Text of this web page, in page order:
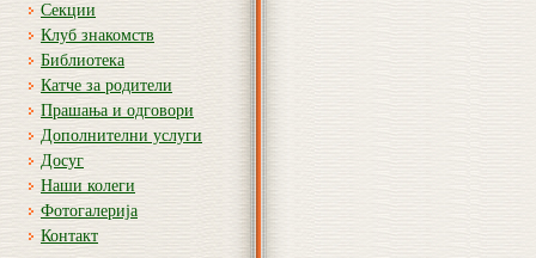
Секции
Клуб знакомств
Библиотека
Катче за родители
Прашања и одговори
Дополнителни услуги
Досуг
Наши колеги
Фотогалерија
Контакт